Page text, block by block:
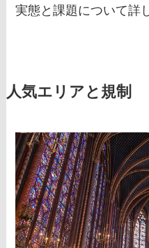
実態と課題について詳
人気エリアと規制